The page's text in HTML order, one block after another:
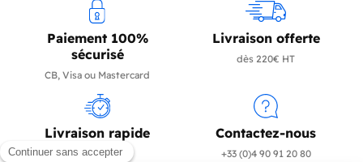
Paiement 100%
sécurisé
CB, Visa ou Mastercard
Livraison offerte
dès 220€ HT
Livraison rapide
en 24/72h
Contactez-nous
+33 (0)4 90 91 20 80